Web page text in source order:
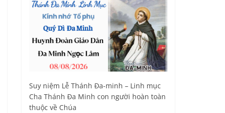
Suy niệm Lễ Thánh Đa-minh – Linh mục
Cha Thánh Đa Minh con người hoàn toàn
thuộc về Chúa